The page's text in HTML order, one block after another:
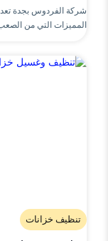
شركة الفردوس بجدة
المميزات التي من
تنظيف خزانات